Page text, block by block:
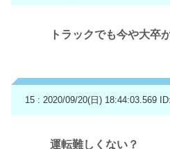
トラックでも今や大卒
15 : 2020/09/20(日) 18:44:03.569
運転難しくない？